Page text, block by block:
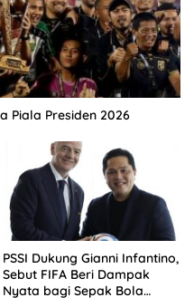
Piala Presiden 2026
PSSI Dukung Gianni Infantino,
Sebut FIFA Beri Dampak
Nyata bagi Sepak Bola